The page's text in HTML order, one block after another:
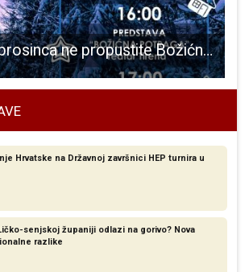
U subotu 6.prosinca ne propustite Božićnu čaroliju na Grabovači
Hrvatske na Državnoj završnici HEP turnira u
senjskoj županiji odlazi na gorivo? Nova
razlike​